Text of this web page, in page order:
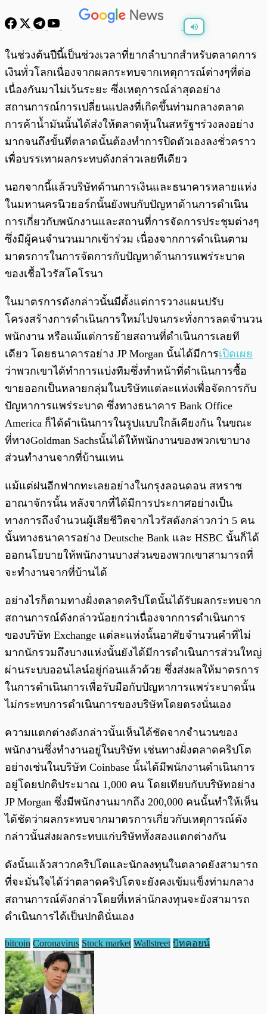
พร้อมเล่น 0:00
ในช่วงต้นปีนี้เป็นช่วงเวลาที่ยากลำบากสำหรับตลาดการ
เงินทั่วโลกเนื่องจากผลกระทบจากเหตุการณ์ต่างๆที่ต่อ
เนื่องกันมาไม่เว้นระยะ ซึ่งเหตุการณ์ล่าสุดอย่าง
สถานการณ์การเปลี่ยนแปลงที่เกิดขึ้นท่ามกลางตลาด
การค้าน้ำมันนั้นได้ส่งให้ตลาดหุ้นในสหรัฐฯร่วงลงอย่าง
มากจนถึงขั้นที่ตลาดนั้นต้องทำการปิดตัวเองลงชั่วคราว
เพื่อบรรเทาผลกระทบดังกล่าวเลยทีเดียว
นอกจากนี้แล้วบริษัทด้านการเงินและธนาคารหลายแห่ง
ในมหานครนิวยอร์กนั้นยังพบกับปัญหาด้านการดำเนิน
การเกี่ยวกับพนักงานและสถานที่การจัดการประชุมต่างๆ
ซึ่งมีผู้คนจำนวนมากเข้าร่วม เนื่องจากการดำเนินตาม
มาตรการในการจัดการกับปัญหาด้านการแพร่ระบาด
ของเชื้อไวรัสโคโรนา
ในมาตรการดังกล่าวนั้นมีตั้งแต่การวางแผนปรับ
โครงสร้างการดำเนินการใหม่ไปจนกระทั่งการลดจำนวน
พนักงาน หรือแม้แต่การย้ายสถานที่ดำเนินการเลยที
เดียว โดยธนาคารอย่าง JP Morgan นั้นได้มีการเปิดเผย
ว่าพวกเขาได้ทำการแบ่งทีมซึ่งทำหน้าที่ดำเนินการซื้อ
ขายออกเป็นหลายกลุ่มในบริษัทแต่ละแห่งเพื่อจัดการกับ
ปัญหาการแพร่ระบาด ซึ่งทางธนาคาร Bank Office
America ก็ได้ดำเนินการในรูปแบบใกล้เคียงกัน ในขณะ
ที่ทางGoldman Sachsนั้นได้ให้พนักงานของพวกเขาบาง
ส่วนทำงานจากที่บ้านแทน
แม้แต่ฝนอีกฟากทะเลยอย่างในกรุงลอนดอน สหราช
อาณาจักรนั้น หลังจากที่ได้มีการประกาศอย่างเป็น
ทางการถึงจำนวนผู้เสียชีวิตจากไวรัสดังกล่าวกว่า 5 คน
นั้นทางธนาคารอย่าง Deutsche Bank และ HSBC นั้นก็ได้
ออกนโยบายให้พนักงานบางส่วนของพวกเขาสามารถที่
จะทำงานจากที่บ้านได้
อย่างไรก็ตามทางฝั่งตลาดคริปโตนั้นได้รับผลกระทบจาก
สถานการณ์ดังกล่าวน้อยกว่าเนื่องจากการดำเนินการ
ของบริษัท Exchange แต่ละแห่งนั้นอาศัยจำนวนคำที่ไม่
มากนักรวมถึงบางแห่งนั้นยังได้มีการดำเนินการส่วนใหญ่
ผ่านระบบออนไลน์อยู่ก่อนแล้วด้วย ซึ่งส่งผลให้มาตรการ
ในการดำเนินการเพื่อรับมือกับปัญหาการแพร่ระบาดนั้น
ไม่กระทบการดำเนินการของบริษัทโดยตรงนั่นเอง
ความแตกต่างดังกล่าวนั้นเห็นได้ชัดจากจำนวนของ
พนักงานซึ่งทำงานอยู่ในบริษัท เช่นทางฝั่งตลาดคริปโต
อย่างเช่นในบริษัท Coinbase นั้นได้มีพนักงานดำเนินการ
อยู่โดยปกติประมาณ 1,000 คน โดยเทียบกับบริษัทอย่าง
JP Morgan ซึ่งมีพนักงานมากถึง 200,000 คนนั้นทำให้เห็น
ได้ชัดว่าผลกระทบจากมาตรการเกี่ยวกับเหตุการณ์ดัง
กล่าวนั้นส่งผลกระทบแก่บริษัททั้งสองแตกต่างกัน
ดังนั้นแล้วสาวกคริปโตและนักลงทุนในตลาดยังสามารถ
ที่จะมั่นใจได้ว่าตลาดคริปโตจะยังคงเข้มแข็งท่ามกลาง
สถานการณ์ดังกล่าวโดยที่เหล่านักลงทุนจะยังสามารถ
ดำเนินการได้เป็นปกตินั่นเอง
bitcoin Coronavirus Stock market Wallstreet บิทคอยน์